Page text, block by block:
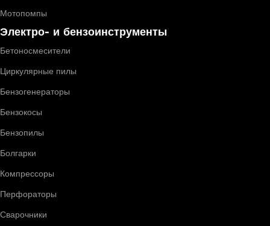
Мотопомпы
Электро- и бензоинструменты
Бетоносмесители
Циркулярные пилы
Бензогенераторы
Бензокосы
Бензопилы
Болгарки
Компрессоры
Перфораторы
Сварочники